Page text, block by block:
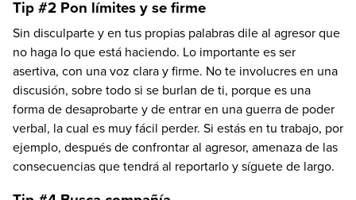
Tip #2 Pon límites y se firme
Sin disculparte y en tus propias palabras dile al agresor que
no haga lo que está haciendo. Lo importante es ser
asertiva, con una voz clara y firme. No te involucres en una
discusión, sobre todo si se burlan de ti, porque es una
forma de desaprobarte y de entrar en una guerra de poder
verbal, la cual es muy fácil perder. Si estás en tu trabajo, por
ejemplo, después de confrontar al agresor, amenaza de las
consecuencias que tendrá al reportarlo y síguete de largo.